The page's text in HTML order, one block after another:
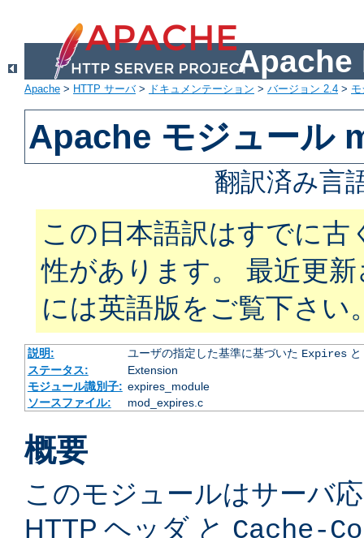
Apache
Apache > HTTP サーバ> ドキュメンテーション > バージョン 2.4 >
Apache モジュール
翻訳済み言
この日本語訳はすでに古
性があります。 最近更
には英語版をご覧下さい
説明: ユーザの指定した基準に基づいた Expiresと
ステータス:
Extension
モジュール識別子: expires_module
ソースファイル:
mod_expires.c
概要
このモジュールはサーバ
HTTP ヘッダ と Cache-